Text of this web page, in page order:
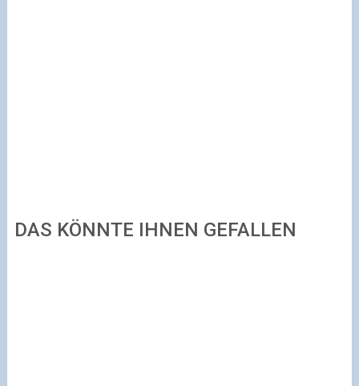
DAS KÖNNTE IHNEN GEFALLEN